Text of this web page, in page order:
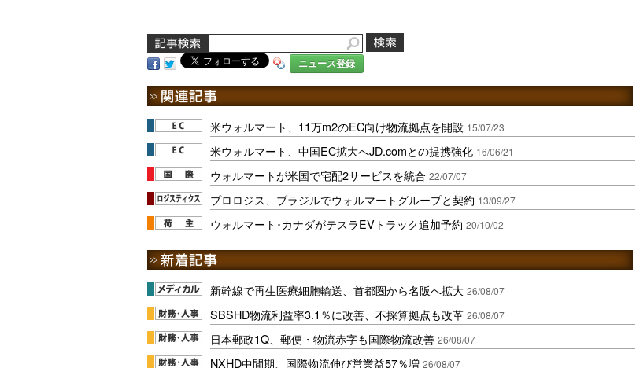
ニュース登録
米ウォルマート、11万m2のEC向け物流拠点を開設 15/07/23
米ウォルマート、中国EC拡大へJD.comとの提携強化 16/06/21
ウォルマートが米国で宅配2サービスを統合 22/07/07
プロロジス、ブラジルでウォルマートグループと契約 13/09/27
ウォルマート･カナダがテスラEVトラック追加予約 20/10/02
新幹線で再生医療細胞輸送、首都圏から名阪へ拡大 26/08/07
SBSHD物流利益率3.1％に改善、不採算拠点も改革 26/08/07
日本郵政1Q、郵便・物流赤字も国際物流改善 26/08/07
NXHD中間期、国際物流伸び営業益57％増 26/08/07